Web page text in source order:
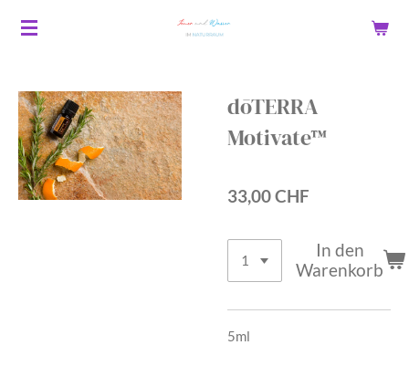
Zum
dōTERRA
Motivate™
33,00 CHF
In den
Warenkorb
5ml